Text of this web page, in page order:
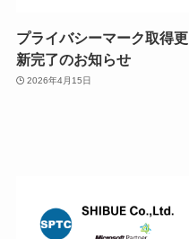
プライバシーマーク取得更
新完了のお知らせ
2026年4月15日